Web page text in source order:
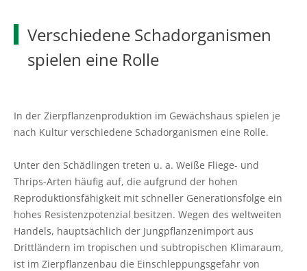
Beratung zur Hofübergabe
Sozioökonomische Beratung
Vorsorge- und Versicherungsberatung
Mediation und Konfliktberatung
Beratung zur Bilanzierung gemäß
Düngeverordnung
Umwelt- und Gewässerschutz
Planung und Gutachten
Baumkontrollen
Zierpflanzenbau
Garten- und Landschaftsbau
Golfrasen
Friedhofsgärtnerei
Gemüsebau
Ausbildungsberatung
Fort- und Weiterbildung
Ausbilder und Ausbildungsbetrieb
Lernen durch Erleben
Partner
Einkaufen beim Erzeuger
Haus- und Kleingarten
Verschiedene Schadorganismen
spielen eine Rolle
In der Zierpflanzenproduktion im Gewächshaus spielen je
nach Kultur verschiedene Schadorganismen eine Rolle.
Unter den Schädlingen treten u. a. Weiße Fliege- und
Thrips-Arten häufig auf, die aufgrund der hohen
Reproduktionsfähigkeit mit schneller Generationsfolge ein
hohes Resistenzpotenzial besitzen. Wegen des weltweiten
Handels, hauptsächlich der Jungpflanzenimport aus
Drittländern im tropischen und subtropischen Klimaraum,
ist im Zierpflanzenbau die Einschleppungsgefahr von